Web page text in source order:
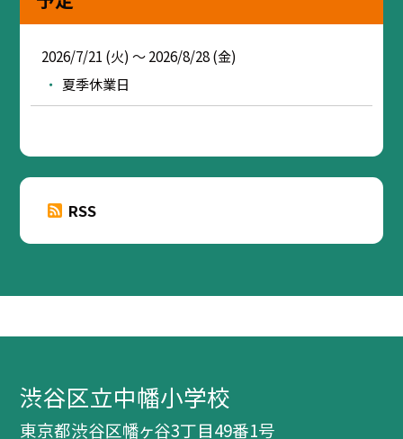
2026/7/21 (火) ～ 2026/8/28 (金)
夏季休業日
RSS
渋谷区立中幡小学校
東京都渋谷区幡ヶ谷3丁目49番1号